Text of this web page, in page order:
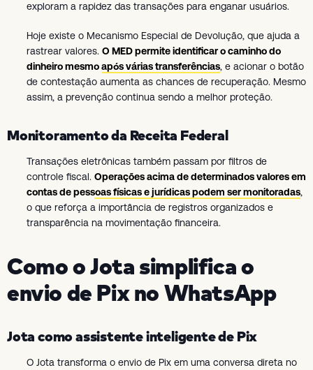
exploram a rapidez das transações para enganar usuários.
Hoje existe o Mecanismo Especial de Devolução, que ajuda a
rastrear valores. O MED permite identificar o caminho do
dinheiro mesmo após várias transferências, e acionar o botão
de contestação aumenta as chances de recuperação. Mesmo
assim, a prevenção continua sendo a melhor proteção.
Monitoramento da Receita Federal
Transações eletrônicas também passam por filtros de
controle fiscal. Operações acima de determinados valores em
contas de pessoas físicas e jurídicas podem ser monitoradas,
o que reforça a importância de registros organizados e
transparência na movimentação financeira.
Como o Jota simplifica o
envio de Pix no WhatsApp
Jota como assistente inteligente de Pix
O Jota transforma o envio de Pix em uma conversa direta no